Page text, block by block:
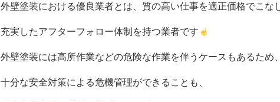
外壁塗装における優良業者とは、 質の高い仕事を適正価格でこな
充実したアフターフォロー体制を持つ業者です
外壁塗装には高所作業などの危険な作業を伴うケースもあるため、
十分な安全対策による危機管理ができることも、